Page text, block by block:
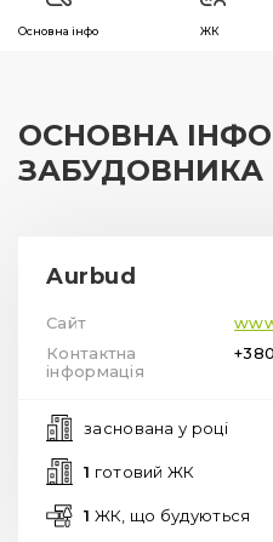
Основна інфо ЖК
ОСНОВНА
ЗАБУДОВНИКА
Aurbud
Сайт
Контактна
інформація
заснована у році
1 готовий ЖК
1 ЖК, що будуються